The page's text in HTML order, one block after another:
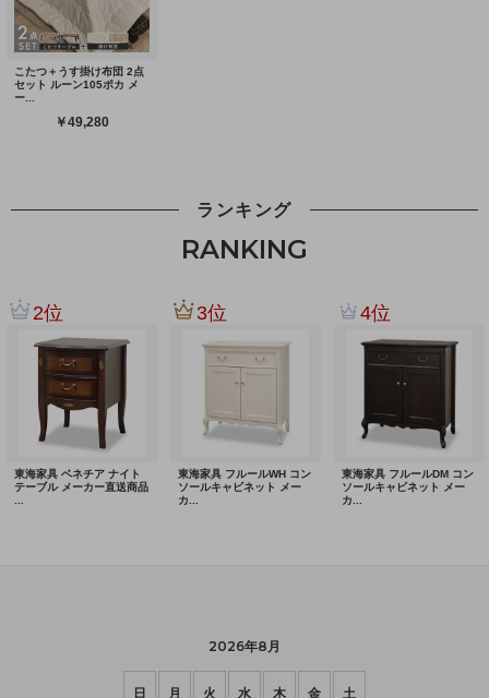
ランキング
RANKING
2026年8月
日 月 火 水 木 金 土